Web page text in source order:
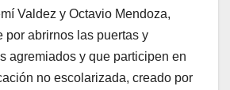
Valdez y Octavio Mendoza,
por abrirnos las puertas y
agremiados y que participen en
no escolarizada, creado por